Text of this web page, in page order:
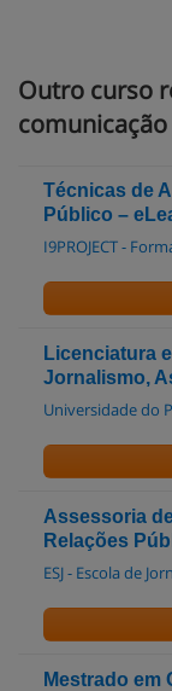
Outro curso
comunicação
Técnicas de
Público –
I9PROJECT -
Licenciatura
Jornalismo,
Universidade do
Assessoria
Relações
ESJ - Escola de
Mestrado em